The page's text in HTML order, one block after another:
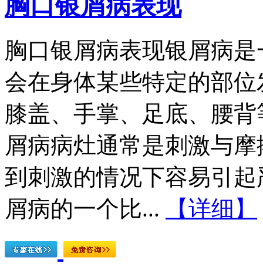
胸口银屑病表现
胸口银屑病表现银屑病
会在身体某些特定的部
膝盖、手掌、足底、腰
屑病病灶通常是刺激与
到刺激的情况下容易引
屑病的一个比...
【详细】